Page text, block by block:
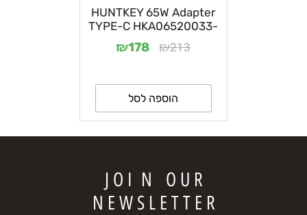
HUNTKEY 65W Adapter
TYPE-C HKA06520033-
016 ₪213
₪178
הוספה לסל
J O I N O U R
N E W S L E T T E R